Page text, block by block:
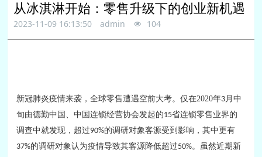
从冰淇淋开始：零售升级下的创业新机遇
2023-11-09 16:13:50 admin 104
新冠肺炎疫情来袭，全球零售遭遇空前大考。仅在2020年3月中
旬由德勤中国、中国连锁经营协会发起的15省连锁零售业界的
调查中就发现，超过90%的调研对象客源受到影响，其中更有
37%的调研对象认为疫情导致其客源降低超过50%。虽然近期新